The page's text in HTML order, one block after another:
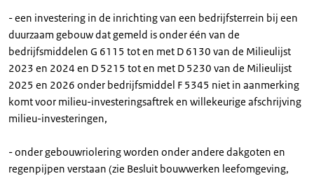
- een investering in de inrichting van een bedrijfsterrein bij een
duurzaam gebouw dat gemeld is onder één van de
bedrijfsmiddelen G 6115 tot en met D 6130 van de Milieulijst
2023 en 2024 en D 5215 tot en met D 5230 van de Milieulijst
2025 en 2026 onder bedrijfsmiddel F 5345 niet in aanmerking
komt voor milieu-investeringsaftrek en willekeurige afschrijving
milieu-investeringen,
- onder gebouwriolering worden onder andere dakgoten en
regenpijpen verstaan (zie Besluit bouwwerken leefomgeving,